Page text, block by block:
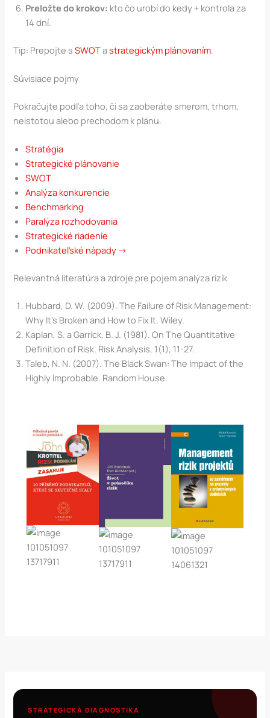
Preložte do krokov: kto čo urobí do kedy + kontrola za
14 dní.
Tip: Prepojte sSWOTastrategickým plánovaním.
Súvisiace pojmy
Pokračujte podľa toho, či sa zaoberáte smerom, trhom,
neistotou alebo prechodom k plánu.
Stratégia
Strategické plánovanie
SWOT
Analýza konkurencie
Benchmarking
Paralýza rozhodovania
Strategické riadenie
Podnikateľské nápady →
Relevantná literatúra a zdroje pre pojem analýza rizík
Hubbard, D. W. (2009). The Failure of Risk Management:
Why It’s Broken and How to Fix It. Wiley.
Kaplan, S. a Garrick, B. J. (1981). On The Quantitative
Definition of Risk. Risk Analysis, 1(1), 11-27.
Taleb, N. N. (2007). The Black Swan: The Impact of the
Highly Improbable. Random House.
STRATEGICKÁ DIAGNOSTIKA